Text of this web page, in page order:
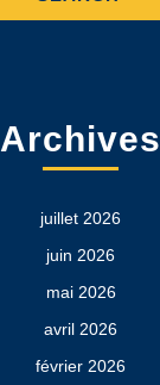
Archives
juillet 2026
juin 2026
mai 2026
avril 2026
février 2026